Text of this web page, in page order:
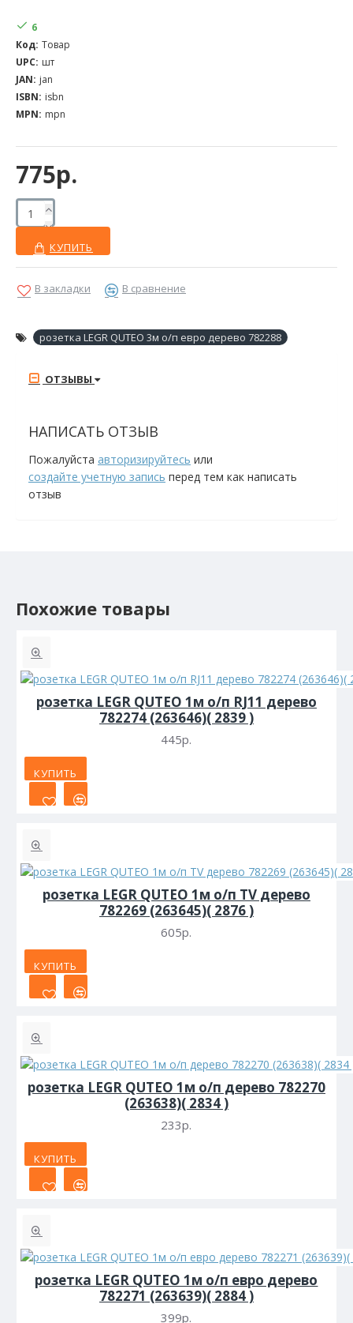
775р.
6
Код: Товар
UPC: шт
JAN: jan
ISBN: isbn
MPN: mpn
КУПИТЬ
В закладки В сравнение
розетка LEGR QUTEO 3м о/п евро дерево 782288
ОТЗЫВЫ
НАПИСАТЬ ОТЗЫВ
Пожалуйста авторизируйтесь или
создайте учетную запись перед тем как написать
отзыв
Похожие товары
розетка LEGR QUTEO 1м о/п RJ11 дерево
782274 (263646)( 2839 )
445р.
КУПИТЬ
розетка LEGR QUTEO 1м о/п TV дерево
782269 (263645)( 2876 )
605р.
КУПИТЬ
розетка LEGR QUTEO 1м о/п дерево 782270
(263638)( 2834 )
233р.
КУПИТЬ
розетка LEGR QUTEO 1м о/п евро дерево
782271 (263639)( 2884 )
399р.